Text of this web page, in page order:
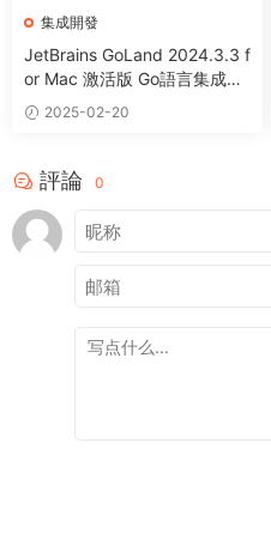
集成開發
JetBrains GoLand 2024.3.3 f
or Mac 激活版 Go語言集成開
發環境 (Intel+Apple Silicon)
2025-02-20
評論 0